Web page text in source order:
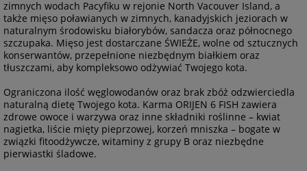
zimnych wodach Pacyfiku w rejonie North Vacouver Island, a
także mięso poławianych w zimnych, kanadyjskich jeziorach w
naturalnym środowisku białorybów, sandacza oraz północnego
szczupaka. Mięso jest dostarczane ŚWIEŻE, wolne od sztucznych
konserwantów, przepełnione niezbędnym białkiem oraz
tłuszczami, aby kompleksowo odżywiać Twojego kota.
Ograniczona ilość węglowodanów oraz brak zbóż odzwierciedla
naturalną dietę Twojego kota. Karma ORIJEN 6 FISH zawiera
zdrowe owoce i warzywa oraz inne składniki roślinne – kwiat
nagietka, liście mięty pieprzowej, korzeń mniszka – bogate w
związki fitoodżywcze, witaminy z grupy B oraz niezbędne
pierwiastki śladowe.